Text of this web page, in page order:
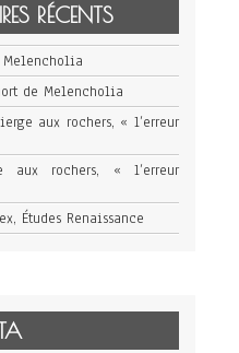
RÉCENTS
de Melencholia
aux rochers, « l’erreur
aux rochers, « l’erreur
Études Renaissance